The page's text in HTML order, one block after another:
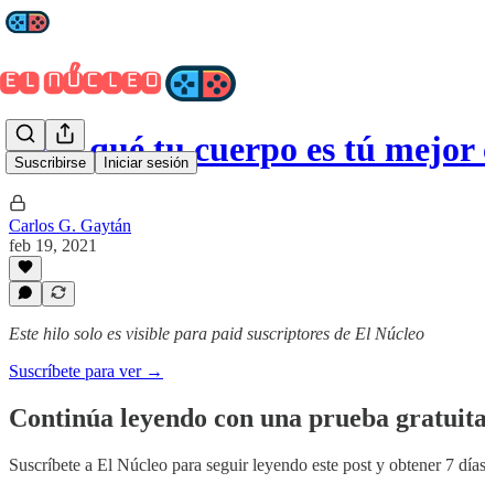
Suscribirse Iniciar sesión
¿Por qué tu cuerpo es tú mejor
Carlos G. Gaytán
feb 19, 2021
Este hilo solo es visible para paid suscriptores de El Núcleo
Suscríbete para ver →
Continúa leyendo con una prueba
Suscríbete a El Núcleo para seguir leyendo este post y obtener 7